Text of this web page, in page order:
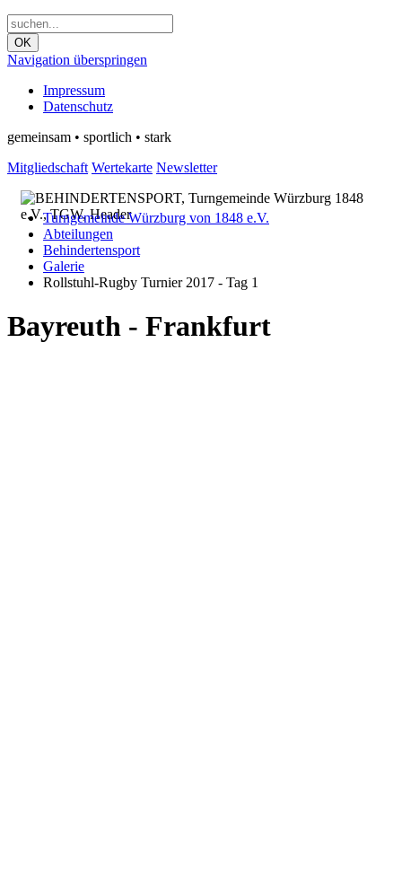
OK
Navigation überspringen
Impressum
Datenschutz
gemeinsam • sportlich • stark
Mitgliedschaft Wertekarte Newsletter
Turngemeinde Würzburg von 1848 e.V.
Abteilungen
Behindertensport
Galerie
Rollstuhl-Rugby Turnier 2017 - Tag 1
Bayreuth - Frankfurt